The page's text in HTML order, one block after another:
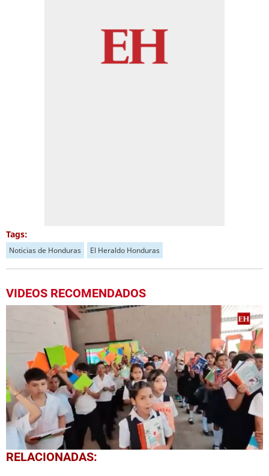
Tags:
Noticias de Honduras El Heraldo Honduras
VIDEOS RECOMENDADOS
0
seconds
RELACIONADAS: